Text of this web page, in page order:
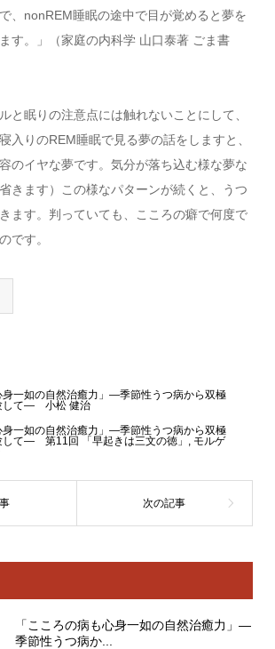
、nonREM睡眠の途中で目が覚めると夢を
す。」（家庭の内科学 山口泰著 ごま書
と眠りの注意点には触れないことにして、
入りのREM睡眠で見る夢の話をしますと、
のイヤな夢です。気分が落ち込む様な夢な
きます）この様なパターンが続くと、うつ
ます。判っていても、こころの癖で何度で
です。
身一如の自然治癒力」―季節性うつ病から双極
して― 小松 健治
身一如の自然治癒力」―季節性うつ病から双極
して― 第11回 「早起きは三文の徳」 , モルゲ
「こころの病も心身一如の自然治癒力」―
季節性うつ病か...